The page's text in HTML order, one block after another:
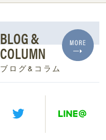
BLOG &
COLUMN
ブログ&コラム